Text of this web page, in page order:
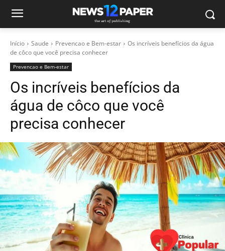
Início Saude Prevencao e Bem-estar
Os incríveis benefícios da água
de côco que você precisa conhecer
Prevencao e Bem-estar
Os incríveis benefícios da
água de côco que você
precisa conhecer